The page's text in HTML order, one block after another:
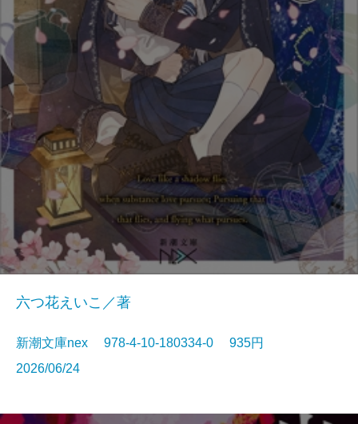
六つ花えいこ／著
新潮文庫nex 978-4-10-180334-0 935円
2026/06/24